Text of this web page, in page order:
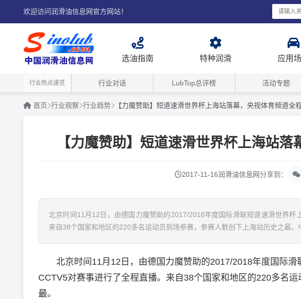
欢迎访问润滑油信息网官方网站！
选油指南 特种润滑 应用
行业热点速览 行业对话 LubTop总评榜 活动专题
首页 行业观察 行业趋势 【力魔赞助】短道速滑世界杯上海站落幕，央视体育频道全
【力魔赞助】短道速滑世界杯上海站
2017-11-16润滑油信息网分享到：
北京时间11月12日，由德国力魔赞助的2017/2018年度国际滑联短道速滑世界杯
来自38个国家和地区的220多名运动员到场参赛，参赛人数创下上海站历史之最。
北京时间11月12日，由德国力魔赞助的2017/2018年度国际滑
CCTV5对赛事进行了全程直播。来自38个国家和地区的220多名
最。